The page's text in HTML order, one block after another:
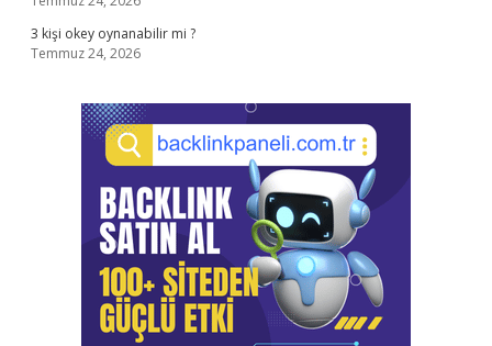
3 kişi okey oynanabilir mi ?
Temmuz 24, 2026